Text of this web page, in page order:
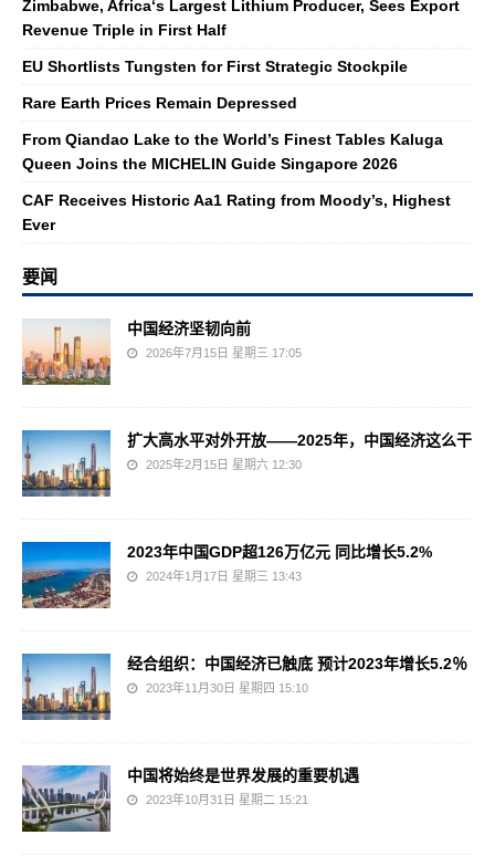
Zimbabwe, Africa‘s Largest Lithium Producer, Sees Export
Revenue Triple in First Half
EU Shortlists Tungsten for First Strategic Stockpile
Rare Earth Prices Remain Depressed
From Qiandao Lake to the World’s Finest Tables Kaluga
Queen Joins the MICHELIN Guide Singapore 2026
CAF Receives Historic Aa1 Rating from Moody’s, Highest
Ever
要闻
中国经济坚韧向前
2026年7月15日 星期三 17:05
扩大高水平对外开放——2025年，中国经济这么干
2025年2月15日 星期六 12:30
2023年中国GDP超126万亿元 同比增长5.2%
2024年1月17日 星期三 13:43
经合组织：中国经济已触底 预计2023年增长5.2％
2023年11月30日 星期四 15:10
中国将始终是世界发展的重要机遇
2023年10月31日 星期二 15:21